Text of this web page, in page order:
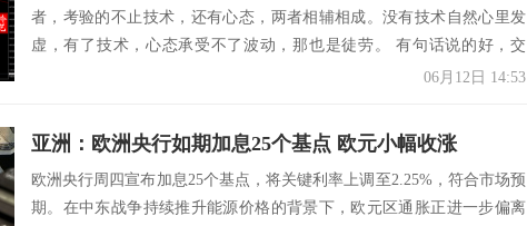
者，考验的不止技术，还有心态，两者相辅相成。没有技术自然心里发
虚，有了技术，心态承受不了波动，那也是徒劳。 有句话说的好，交
06月12日 14:53
亚洲：欧洲央行如期加息25个基点 欧元小幅收涨
欧洲央行周四宣布加息25个基点，将关键利率上调至2.25%，符合市场预
期。在中东战争持续推升能源价格的背景下，欧元区通胀正进一步偏离